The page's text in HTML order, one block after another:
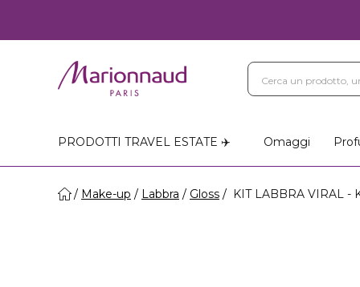
PRODOTTI TRAVEL ESTATE ✈️ Omaggi
Make-up Labbra Gloss KIT LABBRA VIRAL -